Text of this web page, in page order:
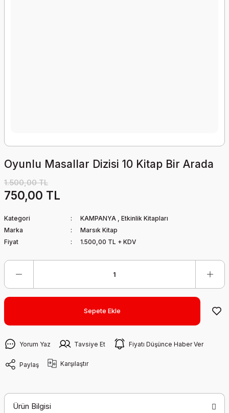
Oyunlu Masallar Dizisi 10 Kitap Bir Arada
1.500,00 TL
750,00 TL
Kategori KAMPANYA , Etkinlik Kitapları
Marka
Marsık Kitap
Fiyat
1.500,00 TL + KDV
Sepete Ekle
Yorum Yaz Tavsiye Et Fiyatı Düşünce Haber Ver
Paylaş Karşılaştır
Ürün Bilgisi